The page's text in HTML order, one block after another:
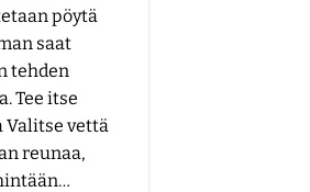
pöytä
saat
tehden
Tee itse
vettä
reunaa,